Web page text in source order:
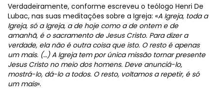
Verdadeiramente, conforme escreveu o teólogo Henri De
Lubac, nas suas meditações sobre a Igreja: «A Igreja, toda a
Igreja, só a Igreja, a de hoje como a de ontem e de
amanhã, é o sacramento de Jesus Cristo. Para dizer a
verdade, ela não é outra coisa que isto. O resto é apenas
um mais. (…) A Igreja tem por única missão tornar presente
Jesus Cristo no meio dos homens. Deve anunciá-lo,
mostrá-lo, dá-lo a todos. O resto, voltamos a repetir, é só
um mais».